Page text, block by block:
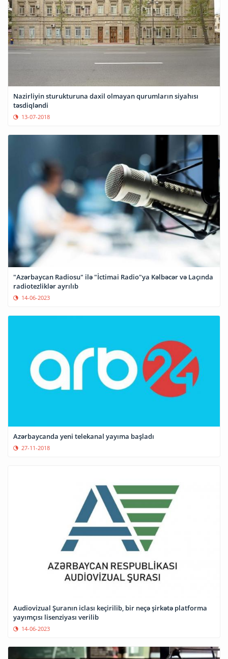
Nazirliyin sturukturuna daxil olmayan qurumların siyahısı
təsdiqləndi
13-07-2018
"Azərbaycan Radiosu" ilə "İctimai Radio"ya Kəlbəcər və Laçında
radiotezliklər ayrılıb
14-06-2023
Azərbaycanda yeni telekanal yayıma başladı
27-11-2018
Audiovizual Şuranın iclası keçirilib, bir neçə şirkətə platforma
yayımçısı lisenziyası verilib
14-06-2023